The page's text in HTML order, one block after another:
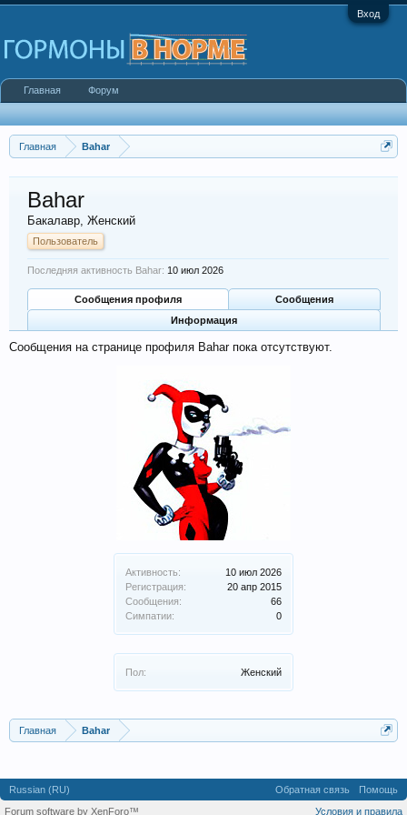
Вход
Главная Bahar
Активность:
10 июл 2026
Регистрация:
20 апр 2015
Сообщения:
66
Симпатии:
0
Пол: Женский
Bahar
Бакалавр, Женский
Пользователь
Последняя активность Bahar: 10 июл 2026
Сообщения профиля
Сообщения
Информация
Сообщения на странице профиля Bahar пока отсутствуют.
Главная Bahar
Главная Форум
Russian (RU) Обратная связь
Помощь
Условия и правила
Forum software by XenForo™